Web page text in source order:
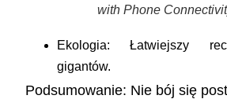
with Phone
Ekologia: Łatwiejszy
gigantów.
Podsumowanie: Nie bój się